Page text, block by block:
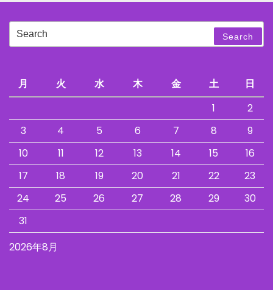
Search
for:
Search
2026年8月
月 火 水 木 金 土
日
1
2
3
4 5 6 7 8
9
10
11 12 13 14 15
16
17
18 19 20 21 22
23
24
25 26 27 28 29
30
31